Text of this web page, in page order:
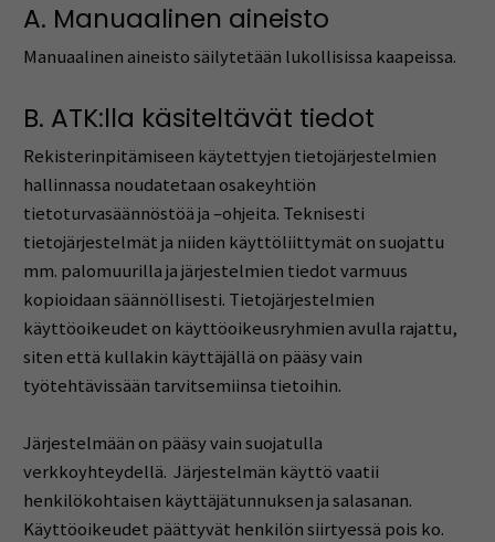
A. Manuaalinen aineisto
Manuaalinen aineisto säilytetään lukollisissa kaapeissa.
B. ATK:lla käsiteltävät tiedot
Rekisterinpitämiseen käytettyjen tietojärjestelmien
hallinnassa noudatetaan osakeyhtiön
tietoturvasäännöstöä ja –ohjeita. Teknisesti
tietojärjestelmät ja niiden käyttöliittymät on suojattu
mm. palomuurilla ja järjestelmien tiedot varmuus
kopioidaan säännöllisesti. Tietojärjestelmien
käyttöoikeudet on käyttöoikeusryhmien avulla rajattu,
siten että kullakin käyttäjällä on pääsy vain
työtehtävissään tarvitsemiinsa tietoihin.
Järjestelmään on pääsy vain suojatulla
verkkoyhteydellä. Järjestelmän käyttö vaatii
henkilökohtaisen käyttäjätunnuksen ja salasanan.
Käyttöoikeudet päättyvät henkilön siirtyessä pois ko.